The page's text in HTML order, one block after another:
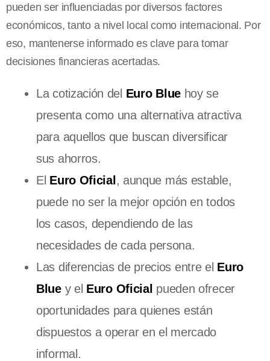
pueden ser influenciadas por diversos factores
económicos, tanto a nivel local como internacional. Por
eso, mantenerse informado es clave para tomar
decisiones financieras acertadas.
La cotización del Euro Bluehoy se
presenta como una alternativa atractiva
para aquellos que buscan diversificar
sus ahorros.
El Euro Oficial , aunque más estable,
puede no ser la mejor opción en todos
los casos, dependiendo de las
necesidades de cada persona.
Las diferencias de precios entre el Euro
Bluey el Euro Oficial pueden ofrecer
oportunidades para quienes están
dispuestos a operar en el mercado
informal.